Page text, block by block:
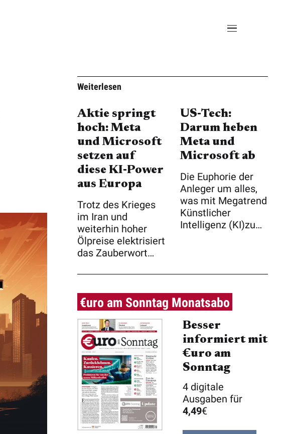
Weiterlesen
Aktie springt
hoch: Meta
und Microsoft
setzen auf
diese KI‑Power
aus Europa
Trotz des Krieges
im Iran und
weiterhin hoher
Ölpreise elektrisiert
das Zauberwort
US‑Tech:
Darum heben
Meta und
Microsoft ab
Die Euphorie der
Anleger um alles,
was mit Megatrend
Künstlicher
Intelligenz (KI)zu
€uro am Sonntag Monatsabo
Besser
informiert mit
€uro am
Sonntag
4 digitale
Ausgaben für
4,49€